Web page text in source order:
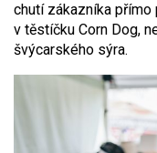
chutí zákazníka přímo
v těstíčku Corn Dog,
švýcarského sýra.